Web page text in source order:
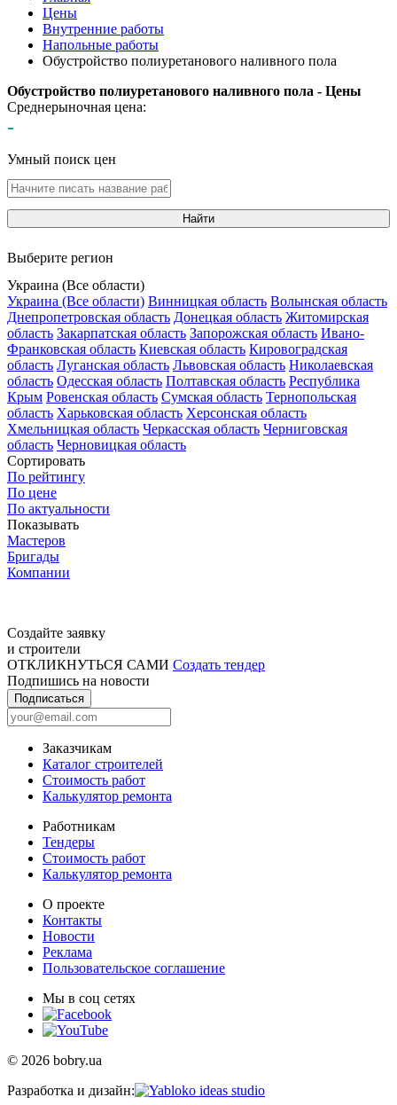
Цены
Внутренние работы
Напольные работы
Обустройство полиуретанового наливного пола
Обустройство полиуретанового наливного пола - Цены
Среднерыночная цена:
-
Умный поиск цен
Найти
Выберите регион
Украина (Все области)
Украина (Все области) Винницкая область Волынская область
Днепропетровская область Донецкая область Житомирская
область Закарпатская область Запорожская область Ивано-
Франковская область Киевская область Кировоградская
область Луганская область Львовская область Николаевская
область Одесская область Полтавская область Республика
Крым Ровенская область Сумская область Тернопольская
область Харьковская область Херсонская область
Хмельницкая область Черкасская область Черниговская
область Черновицкая область
Сортировать
По рейтингу
По цене
По актуальности
Показывать
Мастеров
Бригады
Компании
Создайте заявку
и строители
ОТКЛИКНУТЬСЯ САМИ Создать тендер
Подпишись на новости
Подписаться
Заказчикам
Каталог строителей
Стоимость работ
Калькулятор ремонта
Работникам
Тендеры
Стоимость работ
Калькулятор ремонта
О проекте
Контакты
Новости
Реклама
Пользовательское соглашение
Мы в соц сетях
© 2026 bobry.ua
Разработка и дизайн: